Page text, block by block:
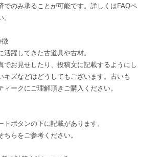
でのみ承ることが可能です。詳しくはFAQペ
徴
活躍してきた古道具や古材。
でお見せしたり、投稿文に記載するようにし
キズなどはどうしてもございます。古いも
ィークにご理解頂きご購入ください。
トボタンの下に記載があります。
らをご参考ください。